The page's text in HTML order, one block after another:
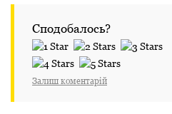
Сподобалось?
Залиш коментарій